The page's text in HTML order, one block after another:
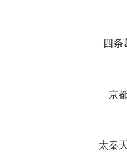
四条
京
太秦